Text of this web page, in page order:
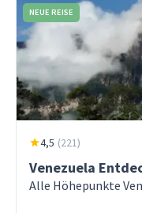
NEUE REISE
4,5 (221)
Venezuela
Alle Höhepunkte